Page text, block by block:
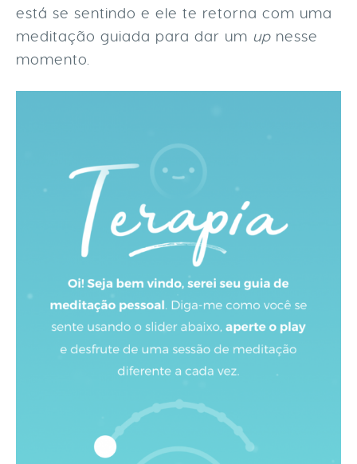
está se sentindo e ele te retorna com uma
meditação guiada para dar um up nesse
momento.